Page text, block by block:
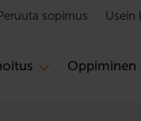
Oppiminen
sopimus Usein